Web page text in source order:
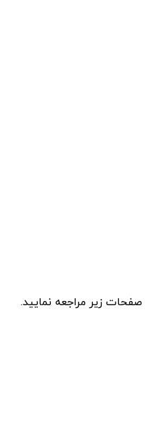
زیر مراجعه نمایید.